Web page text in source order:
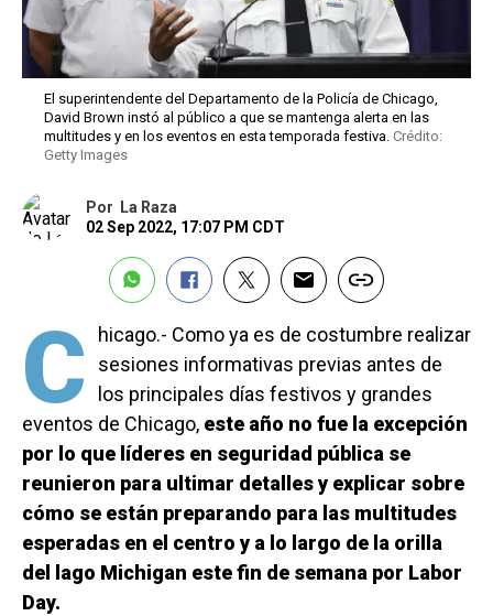
El superintendente del Departamento de la Policía de Chicago,
David Brown instó al público a que se mantenga alerta en las
multitudes y en los eventos en esta temporada festiva. Crédito:
Getty Images
Por
La Raza
02 Sep 2022, 17:07 PM CDT
C
hicago.- Como ya es de costumbre realizar
sesiones informativas previas antes de
los principales días festivos y grandes
eventos de Chicago, este año no fue la excepción
por lo que líderes en seguridad pública se
reunieron para ultimar detalles y explicar sobre
cómo se están preparando para las multitudes
esperadas en el centro y a lo largo de la orilla
del lago Michigan este fin de semana por Labor
Day.